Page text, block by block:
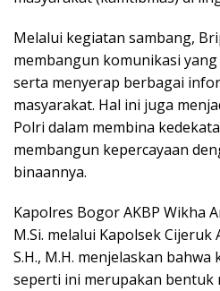
Melalui kegiatan sambang,
membangun komunikasi
serta menyerap berbagai
masyarakat. Hal ini juga
Polri dalam membina
membangun kepercayaan
binaannya.
Kapolres Bogor AKBP Wikha
M.Si. melalui Kapolsek Cijeruk
S.H., M.H. menjelaskan
seperti ini merupakan bentuk